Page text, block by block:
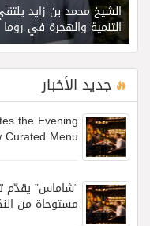
الشيخ محمد بن زايد
التنمية والهجرة في روما
جديد الأخبار
the Evening
Menu
“شاماس” يقدّم
مستوحاة من